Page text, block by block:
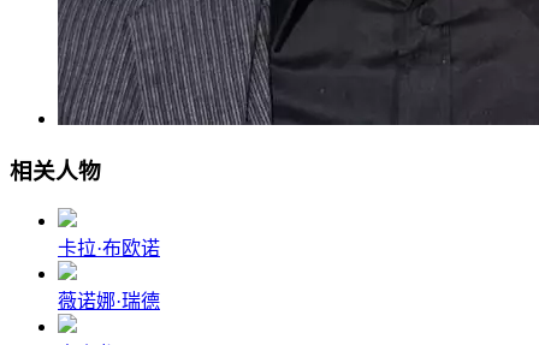
相关人物
卡拉·布欧诺
薇诺娜·瑞德